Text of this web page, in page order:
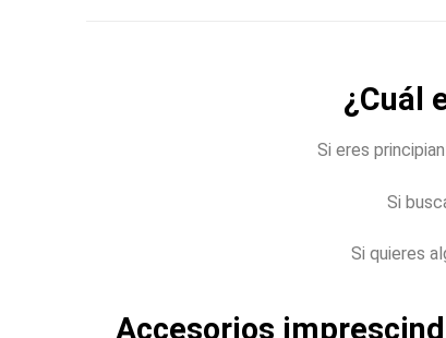
¿Cuál
Si eres
Si
Si quieres
Accesorios